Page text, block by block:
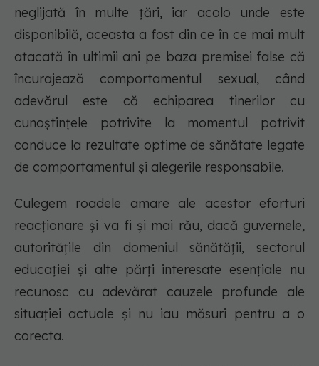
neglijată în multe țări, iar acolo unde este
disponibilă, aceasta a fost din ce în ce mai mult
atacată în ultimii ani pe baza premisei false că
încurajează comportamentul sexual, când
adevărul este că echiparea tinerilor cu
cunoștințele potrivite la momentul potrivit
conduce la rezultate optime de sănătate legate
de comportamentul și alegerile responsabile.
Culegem roadele amare ale acestor eforturi
reacționare și va fi și mai rău, dacă guvernele,
autoritățile din domeniul sănătății, sectorul
educației și alte părți interesate esențiale nu
recunosc cu adevărat cauzele profunde ale
situației actuale și nu iau măsuri pentru a o
corecta.